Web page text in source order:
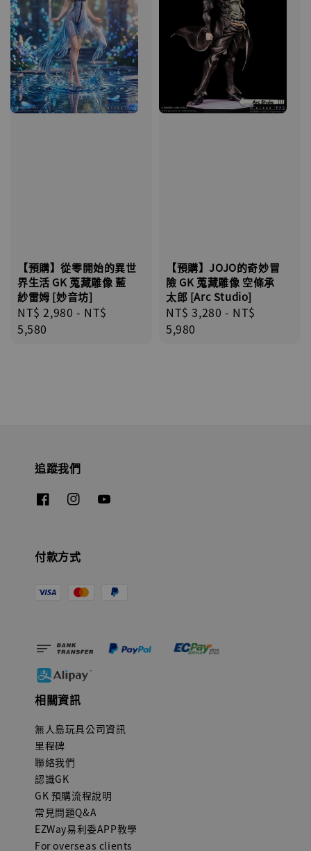
【預購】從零開始的異世
界生活 GK 蒐藏雕像 藍
紗雷姆 [妙音坊]
Regular
price
NT$ 2,980 - NT$
5,580
【預購】JOJO的奇妙冒
險 GK 蒐藏雕像 空條承
太郎 [Arc Studio]
Regular
price
NT$ 3,280 - NT$
5,980
追蹤我們
付款方式
相關資訊
無人島玩具公司資訊
里程碑
聯絡我們
認識GK
GK 預購流程說明
常見問題Q&A
EZWay易利委APP教學
For overseas clients